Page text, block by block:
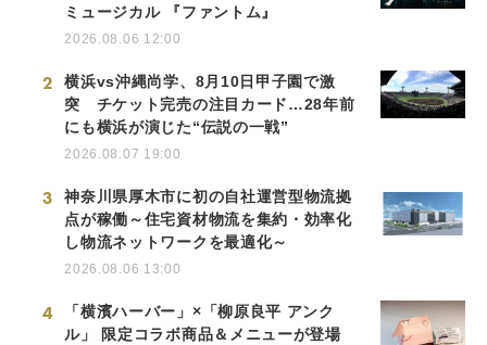
ミュージカル 『ファントム』
2026.08.06 12:00
2
横浜vs沖縄尚学、8月10日甲子園で激
突 チケット完売の注目カード…28年前
にも横浜が演じた“伝説の一戦”
2026.08.07 19:00
3
神奈川県厚木市に初の自社運営型物流拠
点が稼働～住宅資材物流を集約・効率化
し物流ネットワークを最適化～
2026.08.06 13:00
4
「横濱ハーバー」×「柳原良平 アンク
ル」 限定コラボ商品＆メニューが登場